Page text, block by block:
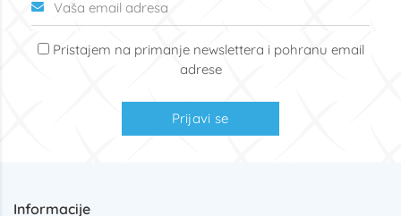
Pristajem na primanje newslettera i pohranu email
adrese
Prijavi se
Informacije